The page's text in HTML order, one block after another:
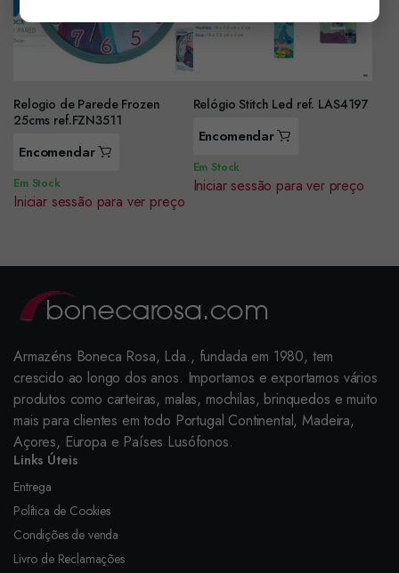
Relogio de Parede Frozen
25cms ref.FZN3511
Encomendar
Em Stock
Iniciar sessão para ver preço
Relógio Stitch Led ref. LAS4197
Encomendar
Em Stock
Iniciar sessão para ver preço
Armazéns Boneca Rosa, Lda., fundada em 1980, tem
crescido ao longo dos anos. Importamos e exportamos vários
produtos como carteiras, malas, mochilas, brinquedos e muito
mais para clientes em todo Portugal Continental, Madeira,
Açores, Europa e Países Lusófonos.
Links Úteis
Entrega
Política de Cookies
Condições de venda
Livro de Reclamações